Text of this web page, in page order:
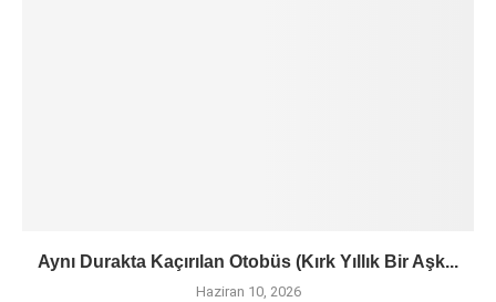
Aynı Durakta Kaçırılan Otobüs (Kırk Yıllık Bir Aşk...
Haziran 10, 2026